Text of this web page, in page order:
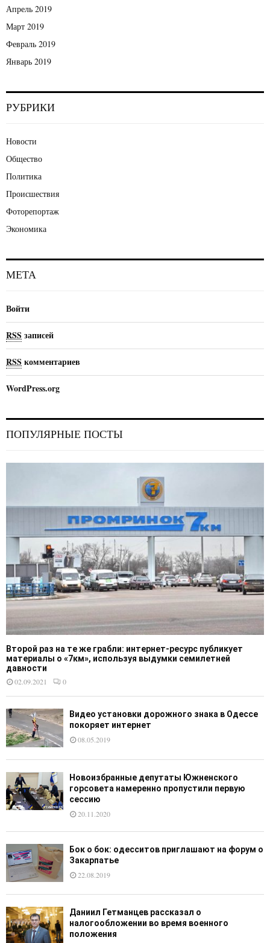
Апрель 2019
Март 2019
Февраль 2019
Январь 2019
РУБРИКИ
Новости
Общество
Политика
Происшествия
Фоторепортаж
Экономика
МЕТА
Войти
RSS записей
RSS комментариев
WordPress.org
ПОПУЛЯРНЫЕ ПОСТЫ
Второй раз на те же грабли: интернет-ресурс публикует
материалы о «7км», используя выдумки семилетней
давности
02.09.2021
0
Видео установки дорожного знака в Одессе
покоряет интернет
08.05.2019
Новоизбранные депутаты Южненского
горсовета намеренно пропустили первую
сессию
20.11.2020
Бок о бок: одесситов приглашают на форум о
Закарпатье
22.08.2019
Даниил Гетманцев рассказал о
налогообложении во время военного
положения